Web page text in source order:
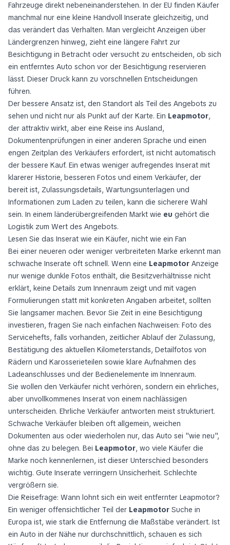
Fahrzeuge direkt nebeneinanderstehen. In der EU finden Käufer
manchmal nur eine kleine Handvoll Inserate gleichzeitig, und
das verändert das Verhalten. Man vergleicht Anzeigen über
Ländergrenzen hinweg, zieht eine längere Fahrt zur
Besichtigung in Betracht oder versucht zu entscheiden, ob sich
ein entferntes Auto schon vor der Besichtigung reservieren
lässt. Dieser Druck kann zu vorschnellen Entscheidungen
führen.
Der bessere Ansatz ist, den Standort als Teil des Angebots zu
sehen und nicht nur als Punkt auf der Karte. Ein Leapmotor,
der attraktiv wirkt, aber eine Reise ins Ausland,
Dokumentenprüfungen in einer anderen Sprache und einen
engen Zeitplan des Verkäufers erfordert, ist nicht automatisch
der bessere Kauf. Ein etwas weniger aufregendes Inserat mit
klarerer Historie, besseren Fotos und einem Verkäufer, der
bereit ist, Zulassungsdetails, Wartungsunterlagen und
Informationen zum Laden zu teilen, kann die sicherere Wahl
sein. In einem länderübergreifenden Markt wie eu gehört die
Logistik zum Wert des Angebots.
Lesen Sie das Inserat wie ein Käufer, nicht wie ein Fan
Bei einer neueren oder weniger verbreiteten Marke erkennt man
schwache Inserate oft schnell. Wenn eine Leapmotor Anzeige
nur wenige dunkle Fotos enthält, die Besitzverhältnisse nicht
erklärt, keine Details zum Innenraum zeigt und mit vagen
Formulierungen statt mit konkreten Angaben arbeitet, sollten
Sie langsamer machen. Bevor Sie Zeit in eine Besichtigung
investieren, fragen Sie nach einfachen Nachweisen: Foto des
Servicehefts, falls vorhanden, zeitlicher Ablauf der Zulassung,
Bestätigung des aktuellen Kilometerstands, Detailfotos von
Rädern und Karosserieteilen sowie klare Aufnahmen des
Ladeanschlusses und der Bedienelemente im Innenraum.
Sie wollen den Verkäufer nicht verhören, sondern ein ehrliches,
aber unvollkommenes Inserat von einem nachlässigen
unterscheiden. Ehrliche Verkäufer antworten meist strukturiert.
Schwache Verkäufer bleiben oft allgemein, weichen
Dokumenten aus oder wiederholen nur, das Auto sei "wie neu",
ohne das zu belegen. Bei Leapmotor, wo viele Käufer die
Marke noch kennenlernen, ist dieser Unterschied besonders
wichtig. Gute Inserate verringern Unsicherheit. Schlechte
vergrößern sie.
Die Reisefrage: Wann lohnt sich ein weit entfernter Leapmotor?
Ein weniger offensichtlicher Teil der Leapmotor Suche in
Europa ist, wie stark die Entfernung die Maßstäbe verändert. Ist
ein Auto in der Nähe nur durchschnittlich, schauen es sich